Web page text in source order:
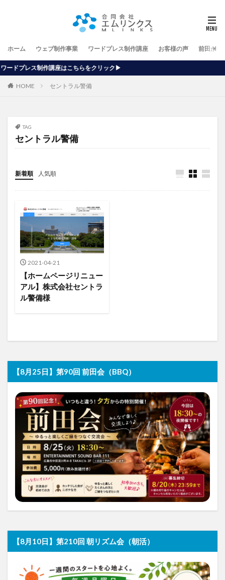
ホーム ウェブ制作事業 ワードプレス制作講座 お客様の声 前田が行
こちらをクリック▶
HOME セントラル警備
TAG
セントラル警備
新着順 人気順
2021-04-21
【ホームページリニュー
アル】株式会社セントラ
ル警備様
【8月25日】第90回 前田会（BBQ）
【8月10日】第210回 朝リズム会（朝活）